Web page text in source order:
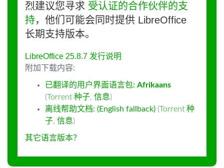
烈建议您寻求 受认证的合作伙伴的支
持，他们可能会同时提供 LibreOffice
长期支持版本。
LibreOffice 25.8.7 发行说明
附加下载内容:
已翻译的用户界面语言包: Afrikaans
(Torrent 种子, 信息)
离线帮助文档: (English fallback) (Torrent 种
子, 信息)
其它语言版本？